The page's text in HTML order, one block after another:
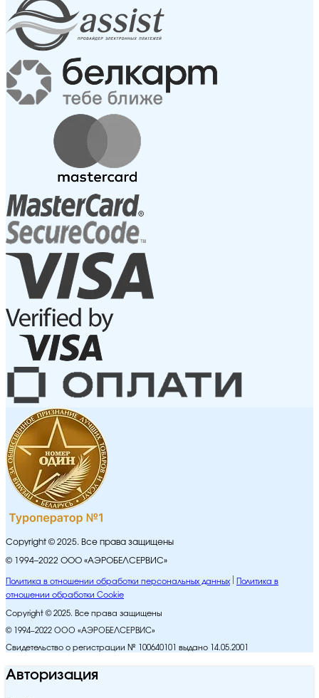
Copyright © 2025. Все права защищены
© 1994–2022 ООО «АЭРОБЕЛСЕРВИС»
Политика в отношении обработки персональных данных
Политика в
отношении обработки Cookie
Copyright © 2025. Все права защищены
© 1994–2022 ООО «АЭРОБЕЛСЕРВИС»
Свидетельство о регистрации № 100640101 выдано 14.05.2001
Авторизация